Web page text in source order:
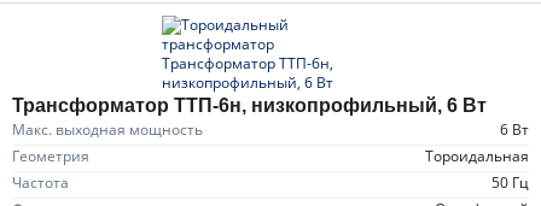
Трансформатор ТТП-6н, низкопрофильный, 6 Вт
Макс. выходная мощность
6 Вт
Геометрия
тороидальная
Частота
50 Гц